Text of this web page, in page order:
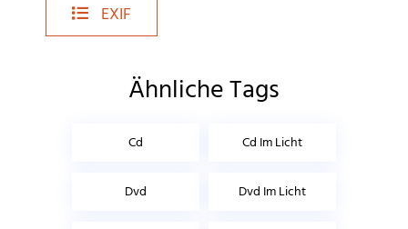
EXIF
Ähnliche Tags
Cd Cd Im Licht
Dvd Dvd Im Licht